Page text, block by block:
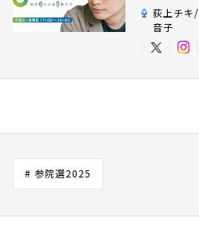
荻上チキ
音子
# 参院選2025